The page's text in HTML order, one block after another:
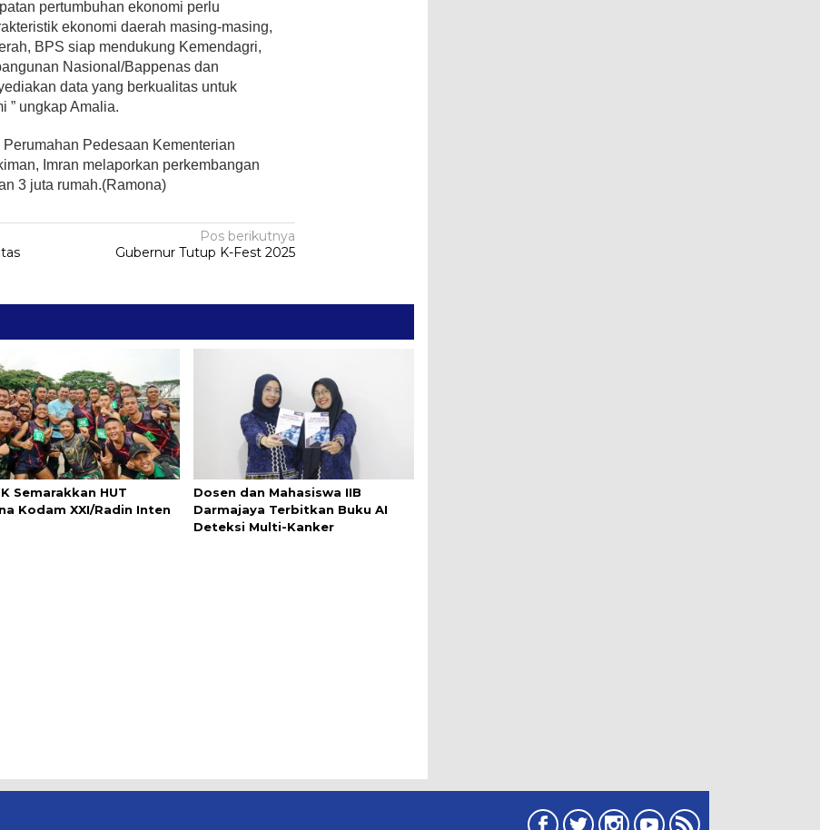
pertumbuhan ekonomi perlu
ekonomi daerah masing-masing,
BPS siap mendukung Kemendagri,
Nasional/Bappenas dan
data yang berkualitas untuk
” ungkap Amalia.
Pedesaan Kementerian
Imran melaporkan perkembangan
3 juta rumah.(Ramona)
Pos berikutnya
Gubernur Tutup K-Fest 2025
Semarakkan HUT
Kodam XXI/Radin Inten
Dosen dan Mahasiswa IIB
Darmajaya Terbitkan Buku AI
Deteksi Multi-Kanker